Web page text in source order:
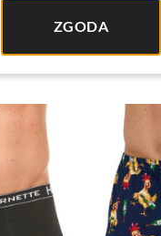
ZGODA